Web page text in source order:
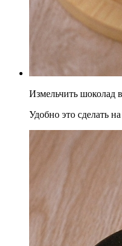
Измельчить шоколад
Удобно это сделать на